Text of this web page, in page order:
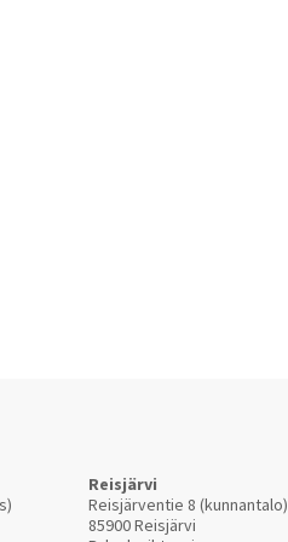
Reisjärvi
Reisjärventie 8 (kunnantalo)
85900 Reisjärvi